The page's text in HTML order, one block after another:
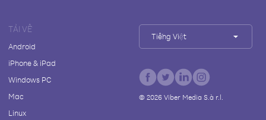
TẢI VỀ
Android
iPhone & iPad
Windows PC
Mac
Linux
Tiếng Việt
© 2026Viber Media S.à r.l.